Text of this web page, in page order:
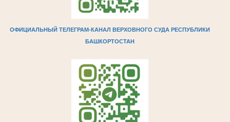
ОФИЦИАЛЬНЫЙ ТЕЛЕГРАМ-КАНАЛ ВЕРХОВНОГО СУДА РЕСПУБЛИКИ
БАШКОРТОСТАН